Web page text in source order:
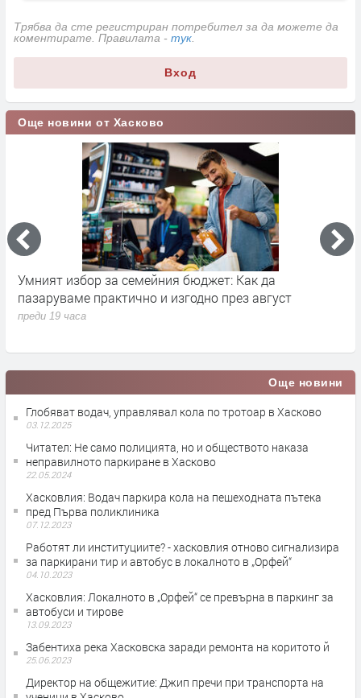
Трябва да сте регистриран потребител за да можете да
коментирате. Правилата - тук
Вход
Още новини от Хасково
Умният избор за семейния бюджет: Как да
пазаруваме практично и изгодно през август
преди 19 часа
Още новини
Глобяват водач, управлявал кола по тротоар в Хасково
03.12.2025
Читател: Не само полицията, но и обществото наказа
неправилното паркиране в Хасково
22.05.2024
Хасковлия: Водач паркира кола на пешеходната пътека
пред Първа поликлиника
07.12.2023
Работят ли институциите? - хасковлия отново сигнализира
за паркирани тир и автобус в локалното в „Орфей“
04.10.2023
Хасковлия: Локалното в „Орфей“ се превърна в паркинг за
автобуси и тирове
13.09.2023
Забентиха река Хасковска заради ремонта на коритото й
25.06.2023
Директор на общежитие: Джип пречи при транспорта на